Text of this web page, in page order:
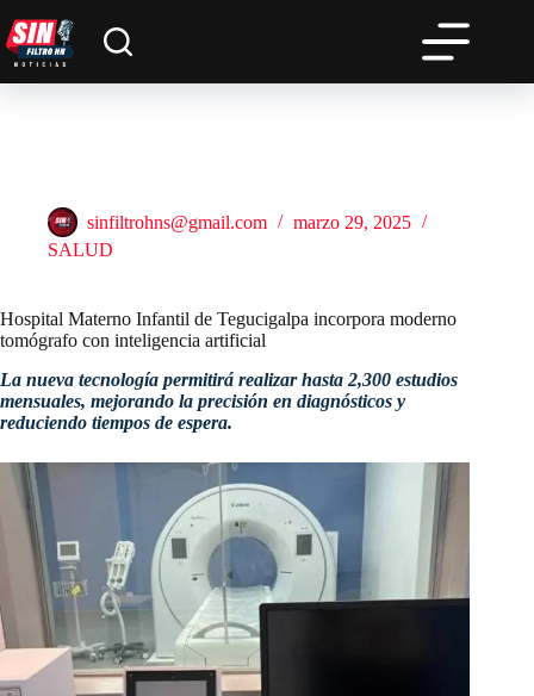
al
contenido
sinfiltrohns@gmail.com
marzo 29, 2025
SALUD
Hospital Materno Infantil de Tegucigalpa incorpora moderno
tomógrafo con inteligencia artificial
La nueva tecnología permitirá realizar hasta 2,300 estudios
mensuales, mejorando la precisión en diagnósticos y
reduciendo tiempos de espera.